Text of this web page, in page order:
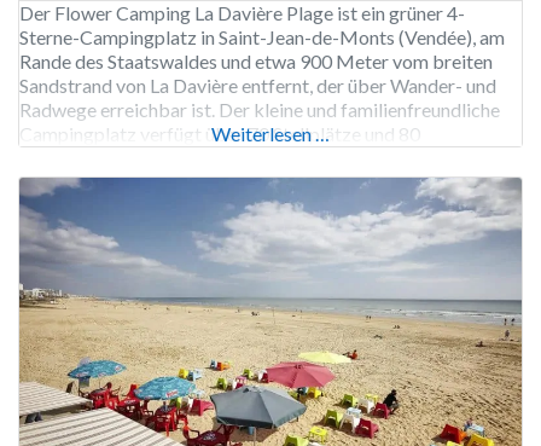
Der Flower Camping La Davière Plage ist ein grüner 4-
Sterne-Campingplatz in Saint-Jean-de-Monts (Vendée), am
Rande des Staatswaldes und etwa 900 Meter vom breiten
Sandstrand von La Davière entfernt, der über Wander- und
Radwege erreichbar ist. Der kleine und familienfreundliche
Campingplatz verfügt über 70 Stellplätze und 80
Mobilheimen, Stelzenhütten, Bungalows toilés und
gemütliche Cabanas; es gibt
Weiterlesen …